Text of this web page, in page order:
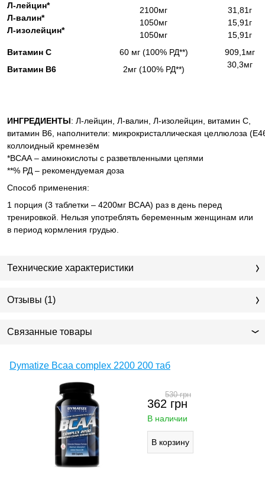
Л-лейцин*
Л-валин*
Л-изолейцин*
2100мг
1050мг
1050мг
31,81г
15,91г
15,91г
Витамин С
Витамин В6
60 мг (100% РД**)
2мг (100% РД**)
909,1мг
30,3мг
ИНГРЕДИЕНТЫ: Л-лейцин, Л-валин, Л-изолейцин, витамин С,
витамин В6, наполнители: микрокристаллическая целлюлоза
коллоидный кремнезём
*ВСАА – аминокислоты с разветвленными цепями
**% РД – рекомендуемая доза
Способ применения:
1 порция (3 таблетки – 4200мг ВСАА) раз в день перед
тренировкой. Нельзя употреблять беременным женщинам или
в период кормления грудью.
Технические характеристики
Отзывы (1)
Связанные товары
Dymatize Bcaa complex 2200 200 таб
362 грн
530грн
В наличии